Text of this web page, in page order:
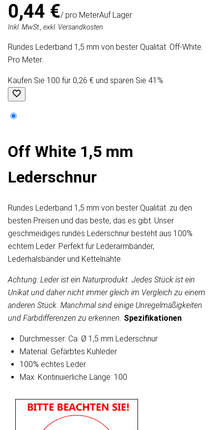
0,44 €/ pro MeterAuf Lager
Inkl. MwSt., exkl. Versandkosten
Rundes Lederband 1,5 mm von bester Qualität. Off-White.
Pro Meter.
Kaufen Sie 100 für 0,26 € und sparen Sie 41%
Off White 1,5 mm
Lederschnur
Rundes Lederband 1,5 mm von bester Qualität. zu den
besten Preisen und das beste, das es gibt. Unser
geschmeidiges rundes Lederschnur besteht aus 100%
echtem Leder. Perfekt für Lederarmbänder,
Lederhalsbänder und Kettelnähte.
Achtung: Leder ist ein Naturprodukt. Jedes Stück ist ein
Unikat und daher nicht immer gleich im Vergleich zu einem
anderen Stück. Manchmal sind einige Unregelmäßigkeiten
und Farbdifferenzen zu erkennen. Spezifikationen
Durchmesser: Ca. Ø 1,5 mm Lederschnur
Material: Gefärbtes Kuhleder
100% echtes Leder
Max. Kontinuierliche Länge: 100